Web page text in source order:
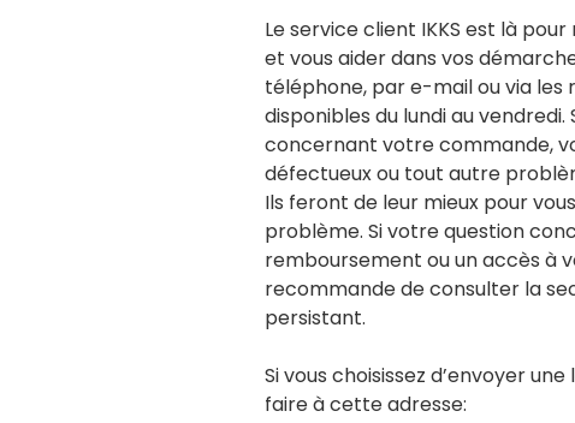
Le service client IKKS est là
et vous aider dans vos
téléphone, par e-mail ou via les
disponibles du lundi au vendredi.
concernant votre commande,
défectueux ou tout autre
Ils feront de leur mieux pour
problème. Si votre question
remboursement ou un accès à
recommande de consulter la
persistant.
Si vous choisissez d’envoyer
faire à cette adresse: